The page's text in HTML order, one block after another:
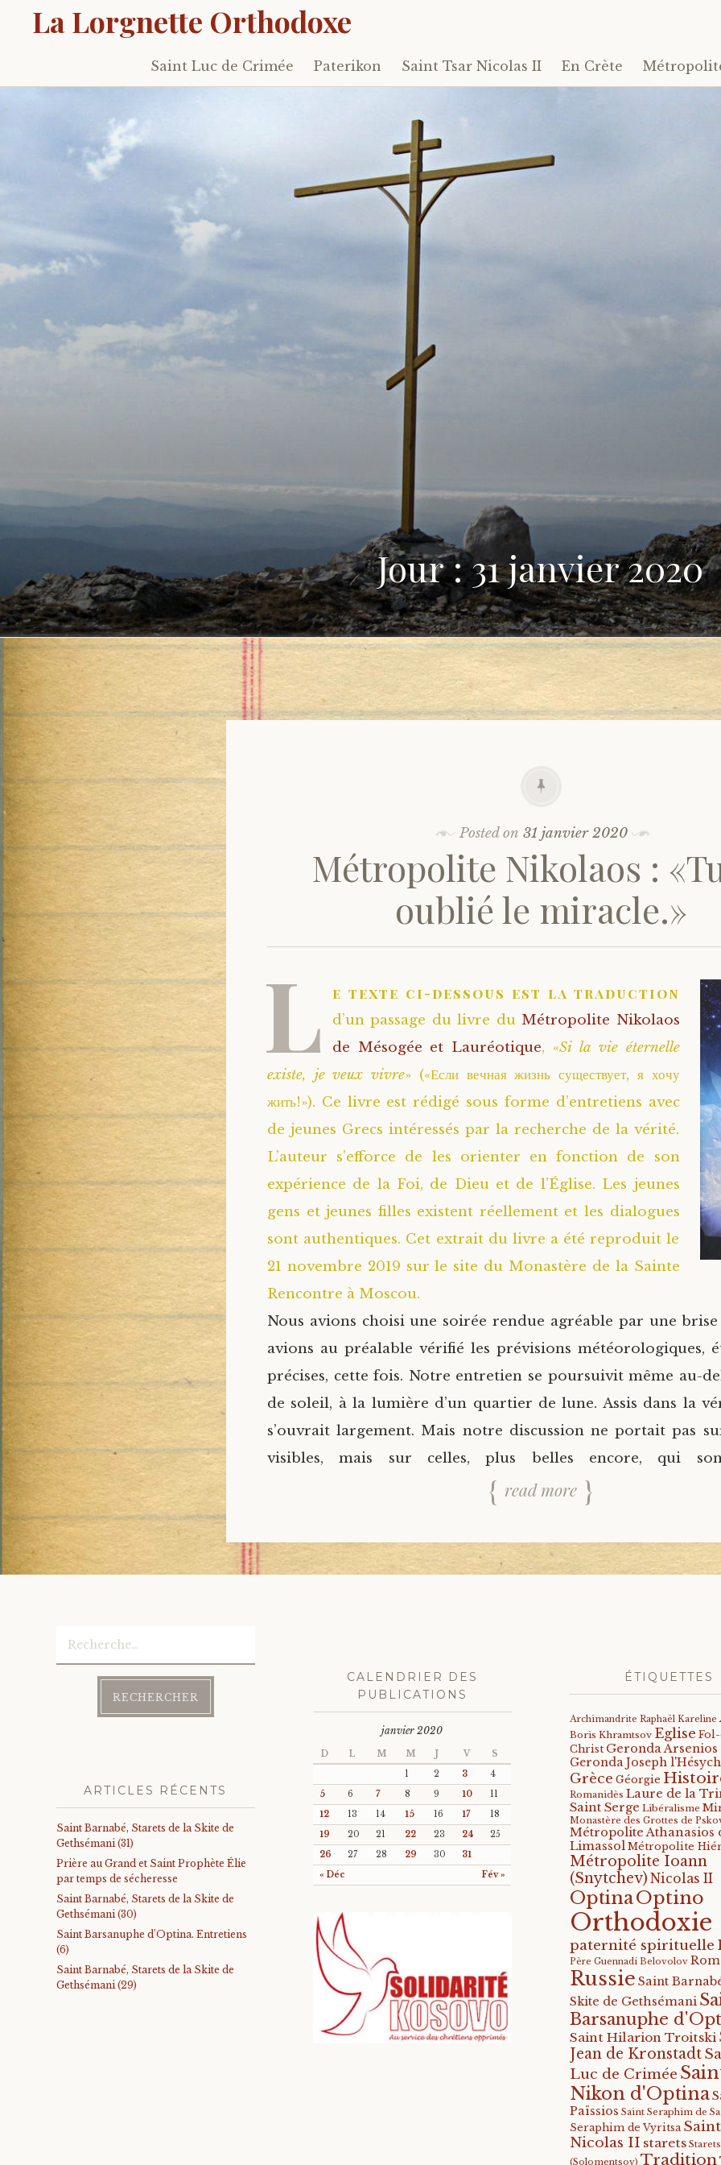
La Lorgnette Orthodoxe
Skip
to
Saint Luc de Crimée Paterikon Saint Tsar Nicolas II En Crète
Jour : 31 janvier 2020
Posted on 31 janvier 2020
Métropolite Nikolaos :
oublié le miracle.»
L e texte ci-dessous est la traduction
d’un passage du livre du Métropolite Nikolaos
de Mésogée et Lauréotique, «Si la vie éternelle
existe, je veux vivre» («Если вечная жизнь существует, я хочу
жить!»). Ce livre est rédigé sous forme d’entretiens avec
de jeunes Grecs intéressés par la recherche de la vérité.
L’auteur s’efforce de les orienter en fonction de son
expérience de la Foi, de Dieu et de l’Église. Les jeunes
gens et jeunes filles existent réellement et les dialogues
sont authentiques. Cet extrait du livre a été reproduit le
21 novembre 2019 sur le site du Monastère de la Sainte
Rencontre à Moscou.
Nous avions choisi une soirée rendue agréable par une brise
avions au préalable vérifié les prévisions météorologiques,
précises, cette fois. Notre entretien se poursuivit même au-
de soleil, à la lumière d’un quartier de lune. Assis dans la
s’ouvrait largement. Mais notre discussion ne portait pas
visibles, mais sur celles, plus belles encore, qui
read more
Rechercher :
ARTICLES RÉCENTS
Saint Barnabé, Starets de la Skite de
Gethsémani (31)
Prière au Grand et Saint Prophète Élie
par temps de sécheresse
Saint Barnabé, Starets de la Skite de
Gethsémani (30)
Saint Barsanuphe d’Optina. Entretiens
(6)
Saint Barnabé, Starets de la Skite de
Gethsémani (29)
CALENDRIER DES
PUBLICATIONS
janvier 2020
D L M M J V S
« Déc Fév »
1 2 3
4
5
6 7 8 9 10
11
12
13 14 15 16 17
18
19
20 21 22 23 24
25
26
27 28 29 30 31
ÉTIQUETTES
Archimandrite Raphaël Kareline
Boris Khramtsov Eglise
Christ Geronda Arsenios
Geronda Joseph
Grèce Géorgie
Romanidès Laure de la
Saint Serge Libéralisme
Monastère des Grottes de
Métropolite Athanasios
Limassol Métropolite
Métropolite Ioann
(Snytchev) Nicolas II
OptinaOptino
Orthodoxie
paternité spirituelle
Père Guennadi Belovolov
Russie Saint
Skite de Gethsémani
Barsanuphe
Saint Hilarion Troitski
Jean de Kronstadt
Luc de Crimée
Nikon d'Optina
Païssios Saint Seraphim de
Seraphim de Vyritsa
Nicolas II starets
(Solomentsov) Tradition